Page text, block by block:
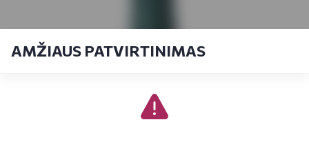
AMŽIAUS PATVIRTINIMAS